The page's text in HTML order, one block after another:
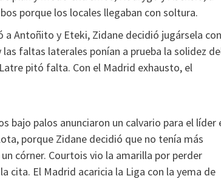
porque los locales llegaban con soltura.
Antoñito y Eteki, Zidane decidió jugársela con
faltas laterales ponían a prueba la solidez
pitó falta. Con el Madrid exhausto, el
bajo palos anunciaron un calvario para el líder
porque Zidane decidió que no tenía más
córner. Courtois vio la amarilla por perder
cita. El Madrid acaricia la Liga con la yema de